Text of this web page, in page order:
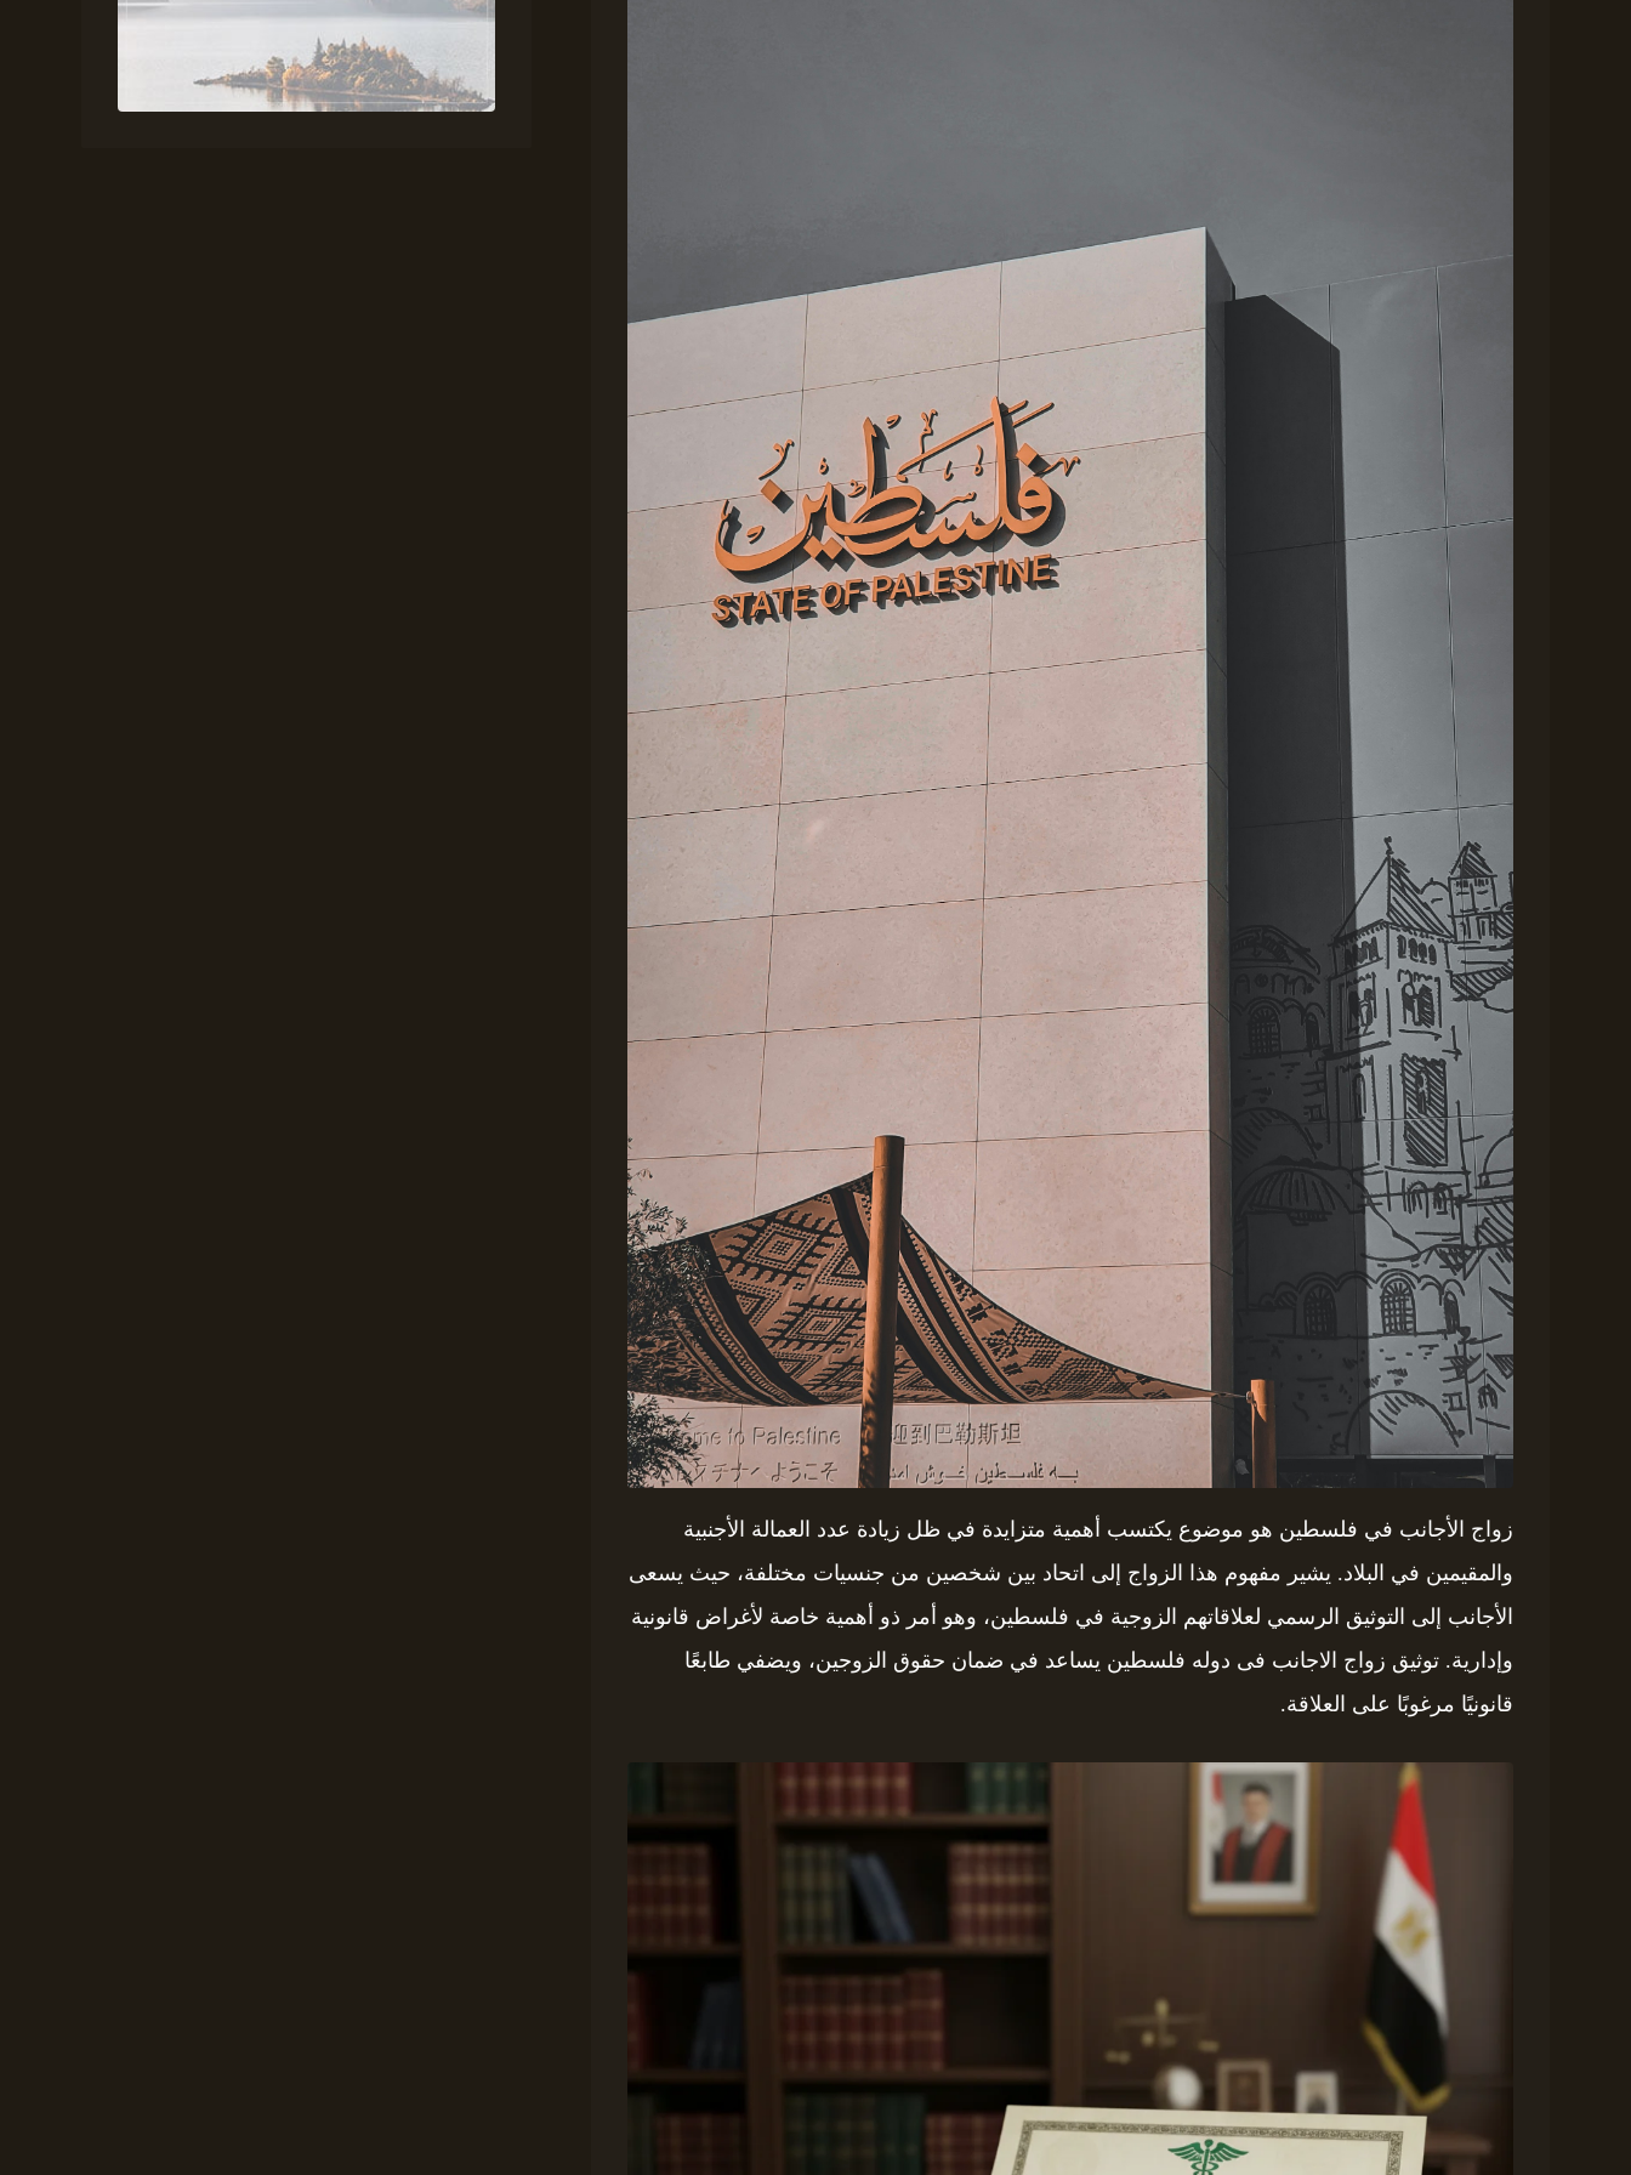
زواج الأجانب في فلسطين هو موضوع يكتسب أهمية متزايدة في ظل زيادة عدد العمالة الأجنبية
والمقيمين في البلاد. يشير مفهوم هذا الزواج إلى اتحاد بين شخصين من جنسيات مختلفة، حيث يسعى
الأجانب إلى التوثيق الرسمي لعلاقاتهم الزوجية في فلسطين، وهو أمر ذو أهمية خاصة لأغراض قانونية
وإدارية. توثيق زواج الاجانب فى دوله فلسطين يساعد في ضمان حقوق الزوجين، ويضفي طابعًا
قانونيًا مرغوبًا على العلاقة.